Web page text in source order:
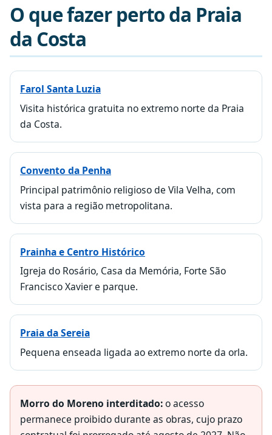
O que fazer perto da Praia
da Costa
Farol Santa Luzia
Visita histórica gratuita no extremo norte da Praia
da Costa.
Convento da Penha
Principal patrimônio religioso de Vila Velha, com
vista para a região metropolitana.
Prainha e Centro Histórico
Igreja do Rosário, Casa da Memória, Forte São
Francisco Xavier e parque.
Praia da Sereia
Pequena enseada ligada ao extremo norte da orla.
Morro do Moreno interditado:o acesso
permanece proibido durante as obras, cujo prazo